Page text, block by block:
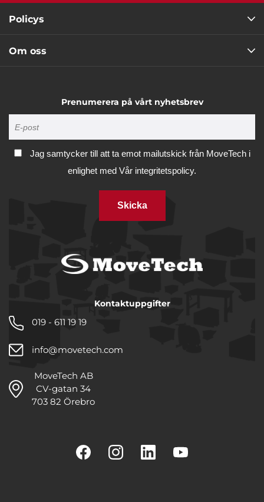
Policys
Om oss
Prenumerera på vårt nyhetsbrev
Jag samtycker till att ta emot mailutskick från MoveTech i
enlighet med Vår integritetspolicy.
Skicka
Kontaktuppgifter
019 - 611 19 19
info@movetech.com
MoveTech AB
CV-gatan 34
703 82 Örebro